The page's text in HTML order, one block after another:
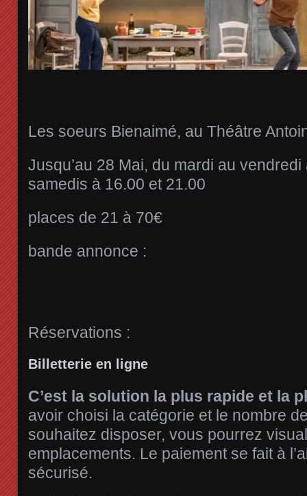
Les soeurs Bienaimé, au Théâtre
Jusqu’au 28 Mai, du mardi au
samedis à 16.00 et 21.00
places de 21 à 70€
bande annonce :
Réservations :
Billetterie en ligne
C’est la solution la plus rapide et la
avoir choisi la catégorie et le nombre
souhaitez disposer, vous pourrez
emplacements. Le paiement se fait à
sécurisé.